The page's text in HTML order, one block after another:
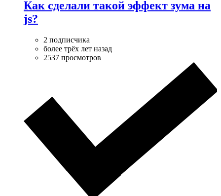
Как сделали такой эффект зума на
js?
2 подписчика
более трёх лет назад
2537 просмотров